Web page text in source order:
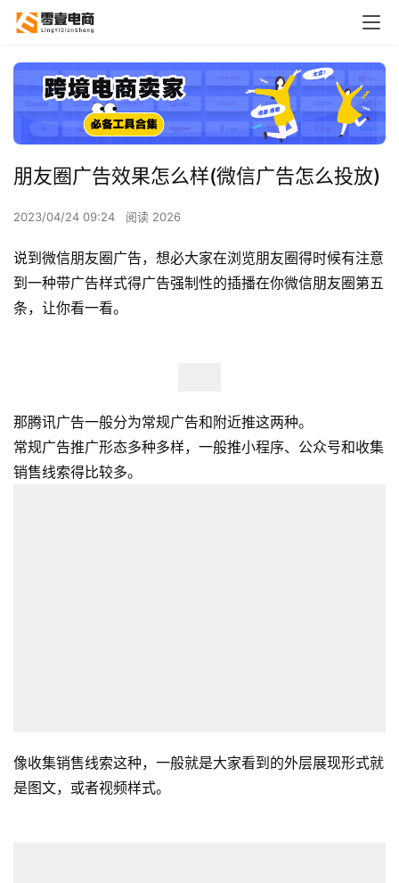
朋友圈广告效果怎么样(微信广告怎么投放)
2023/04/24 09:24 阅读 2026
说到微信朋友圈广告，想必大家在浏览朋友圈得时候有注意
到一种带广告样式得广告强制性的插播在你微信朋友圈第五
条，让你看一看。
那腾讯广告一般分为常规广告和附近推这两种。
常规广告推广形态多种多样，一般推小程序、公众号和收集
销售线索得比较多。
像收集销售线索这种，一般就是大家看到的外层展现形式就
是图文，或者视频样式。